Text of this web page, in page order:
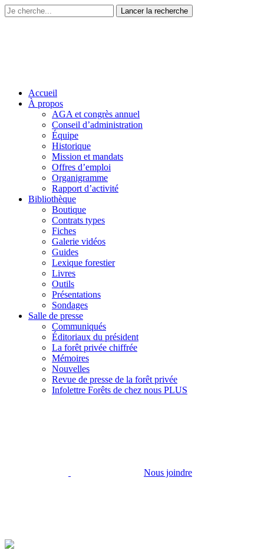
Accueil
À propos
AGA et congrès annuel
Conseil d’administration
Équipe
Historique
Mission et mandats
Offres d’emploi
Organigramme
Rapport d’activité
Bibliothèque
Boutique
Contrats types
Fiches
Galerie vidéos
Guides
Lexique forestier
Livres
Outils
Présentations
Sondages
Salle de presse
Communiqués
Éditoriaux du président
La forêt privée chiffrée
Mémoires
Nouvelles
Revue de presse de la forêt privée
Infolettre Forêts de chez nous PLUS
Nous joindre